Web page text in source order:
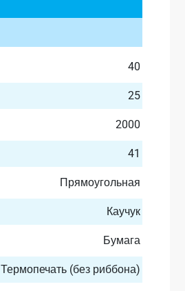
40
25
2000
41
Прямоугольная
Каучук
Бумага
Термопечать (без риббона)